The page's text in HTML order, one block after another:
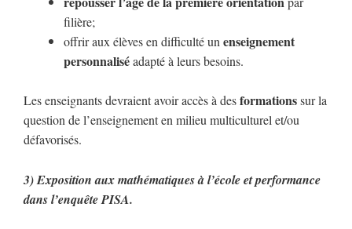
filière;
offrir aux élèves en difficulté un enseignement
personnaliséadapté à leurs besoins.
Les enseignants devraient avoir accès à desformationssur la
question de l’enseignement en milieu multiculturel et/ou
défavorisés.
3) Exposition aux mathématiques à l’école et performance
dans l’enquête PISA.